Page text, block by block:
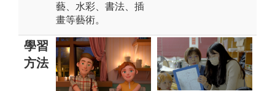
藝、水彩、書法、插
畫等藝術。
學習
方法